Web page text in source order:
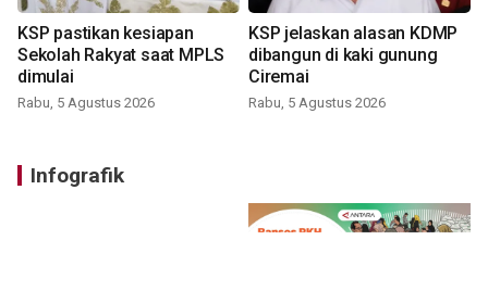
KSP pastikan kesiapan
Sekolah Rakyat saat MPLS
dimulai
Rabu, 5 Agustus 2026
KSP jelaskan alasan KDMP
dibangun di kaki gunung
Ciremai
Rabu, 5 Agustus 2026
Infografik